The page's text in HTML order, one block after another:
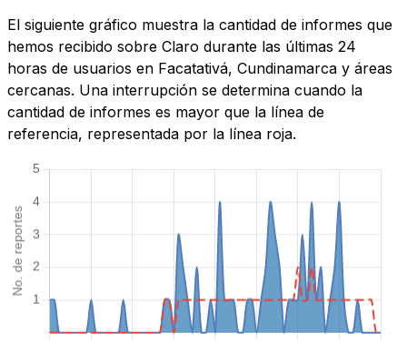
El siguiente gráfico muestra la cantidad de informes que
hemos recibido sobre Claro durante las últimas 24
horas de usuarios en Facatativá, Cundinamarca y áreas
cercanas. Una interrupción se determina cuando la
cantidad de informes es mayor que la línea de
referencia, representada por la línea roja.